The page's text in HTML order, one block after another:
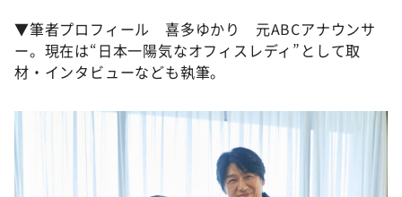
▼筆者プロフィール 喜多ゆかり 元ABCアナウンサ
ー。現在は“日本一陽気なオフィスレディ”として取
材・インタビューなども執筆。